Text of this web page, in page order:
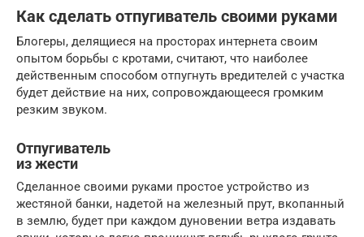
Как сделать отпугиватель своими руками
Блогеры, делящиеся на просторах интернета своим
опытом борьбы с кротами, считают, что наиболее
действенным способом отпугнуть вредителей с участка
будет действие на них, сопровождающееся громким
резким звуком.
Отпугиватель
из жести
Сделанное своими руками простое устройство из
жестяной банки, надетой на железный прут, вкопанный
в землю, будет при каждом дуновении ветра издавать